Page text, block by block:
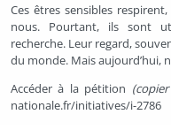
Ces êtres sensibles
nous. Pourtant, ils sont
recherche. Leur regard,
du monde. Mais aujourd’hui,
Accéder à la pétition
nationale.fr/initiatives/i-2786